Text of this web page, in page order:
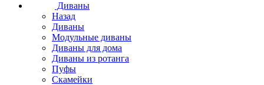
Диваны
Назад
Диваны
Модульные диваны
Диваны для дома
Диваны из ротанга
Пуфы
Скамейки